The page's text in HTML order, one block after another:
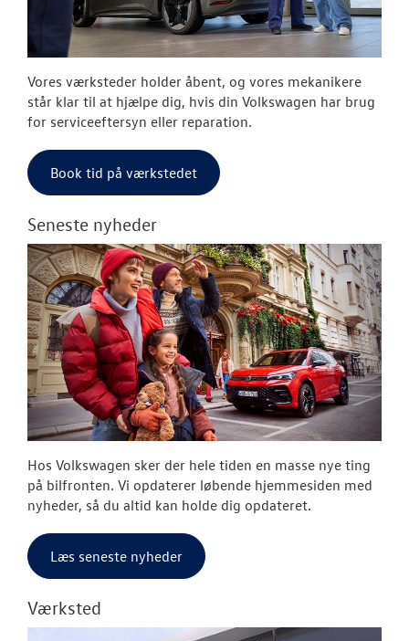
RESERVEDELE
JOB OG
Vores værksteder holder åbent, og vores mekanikere
står klar til at hjælpe dig, hvis din Volkswagen har brug
for serviceeftersyn eller reparation.
Book tid på værkstedet
Seneste nyheder
Hos Volkswagen sker der hele tiden en masse nye ting
på bilfronten. Vi opdaterer løbende hjemmesiden med
nyheder, så du altid kan holde dig opdateret.
Læs seneste nyheder
Værksted